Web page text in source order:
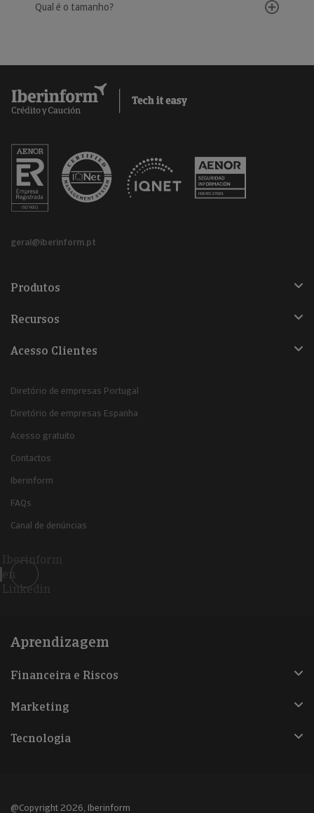
Qual é o tamanho?
geral@iberinform.pt
Produtos
Recursos
Acesso Clientes
Diretório de empresas Portugal
Diretório de empresas Espanha
Acesso gratuito
Contactos
Iberinform
FAQs
Canal de denúncias
Iberinform
en
Linkedin
Aprendizagem
Financeira e Riscos
Marketing
Tecnologia
@Copyright 2026, Iberinform